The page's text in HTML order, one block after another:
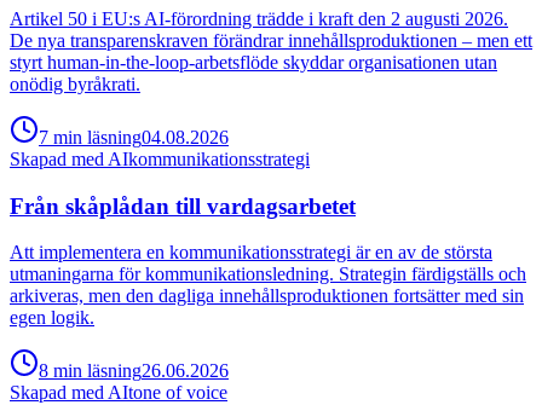
Artikel 50 i EU:s AI-förordning trädde i kraft den 2 augusti 2026.
De nya transparenskraven förändrar innehållsproduktionen – men ett
styrt human-in-the-loop-arbetsflöde skyddar organisationen utan
onödig byråkrati.
7 min läsning04.08.2026
Skapad med AIkommunikationsstrategi
Från skåplådan till vardagsarbetet
Att implementera en kommunikationsstrategi är en av de största
utmaningarna för kommunikationsledning. Strategin färdigställs och
arkiveras, men den dagliga innehållsproduktionen fortsätter med sin
egen logik.
8 min läsning26.06.2026
Skapad med AItone of voice